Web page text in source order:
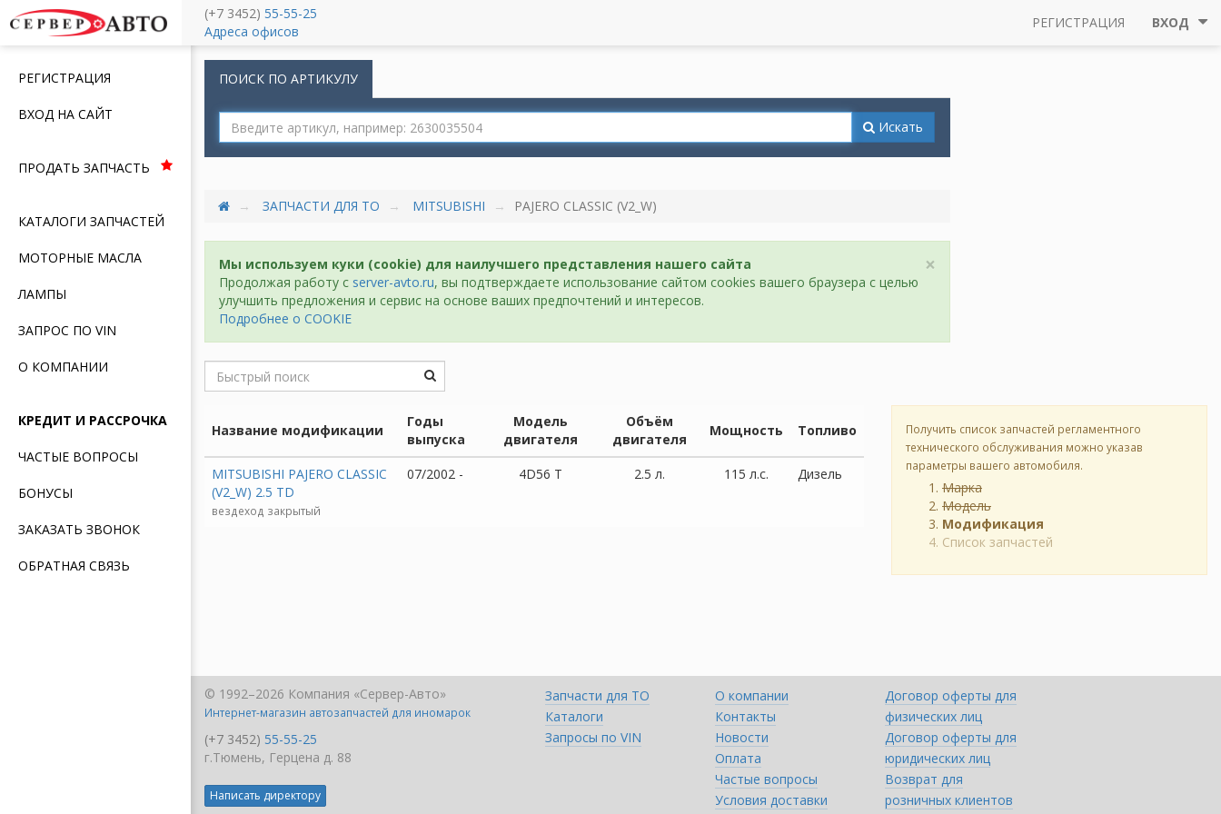
Меню
РЕГИСТРАЦИЯ
ВХОД НА САЙТ
ПРОДАТЬ ЗАПЧАСТЬ
КАТАЛОГИ ЗАПЧАСТЕЙ
МОТОРНЫЕ МАСЛА
ЛАМПЫ
ЗАПРОС ПО VIN
О КОМПАНИИ
КРЕДИТ И РАССРОЧКА
ЧАСТЫЕ ВОПРОСЫ
БОНУСЫ
ЗАКАЗАТЬ ЗВОНОК
ОБРАТНАЯ СВЯЗЬ
(+7 3452) 55-55-25
Адреса офисов
РЕГИСТРАЦИЯ ВХОД
ПОИСК ПО АРТИКУЛУ
Искать
ЗАПЧАСТИ ДЛЯ ТО MITSUBISHI PAJERO CLASSIC (V2_W)
×
Мы используем куки (cookie) для наилучшего представления нашего сайта
Продолжая работу с server-avto.ru, вы подтверждаете использование сайтом cookies вашего браузера с целью
улучшить предложения и сервис на основе ваших предпочтений и интересов.
Подробнее о COOKIE
Получить список запчастей регламентного
технического обслуживания можно указав
параметры вашего автомобиля.
Марка
Модель
Модификация
Список запчастей
Название модификации
Годы
выпуска
Модель
двигателя
Объём
двигателя
Мощность Топливо
MITSUBISHI PAJERO CLASSIC
(V2_W) 2.5 TD
вездеход закрытый
07/2002 - 4D56 T 2.5 л. 115 л.с. Дизель
Запчасти для ТО
Каталоги
Запросы по VIN
О компании
Контакты
Новости
Оплата
Частые вопросы
Условия доставки
Договор оферты для
физических лиц
Договор оферты для
юридических лиц
Возврат для
розничных клиентов
© 1992–2026 Компания «Сервер-Авто»
Интернет-магазин автозапчастей для иномарок
(+7 3452) 55-55-25
г.Тюмень, Герцена д. 88
Написать директору